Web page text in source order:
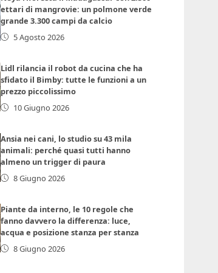
ettari di mangrovie: un polmone verde
grande 3.300 campi da calcio
5 Agosto 2026
Lidl rilancia il robot da cucina che ha
sfidato il Bimby: tutte le funzioni a un
prezzo piccolissimo
10 Giugno 2026
Ansia nei cani, lo studio su 43 mila
animali: perché quasi tutti hanno
almeno un trigger di paura
8 Giugno 2026
Piante da interno, le 10 regole che
fanno davvero la differenza: luce,
acqua e posizione stanza per stanza
8 Giugno 2026